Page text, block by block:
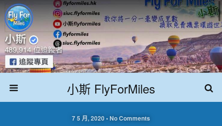
小斯 FlyForMiles
7 5 月, 2020 • No Comments